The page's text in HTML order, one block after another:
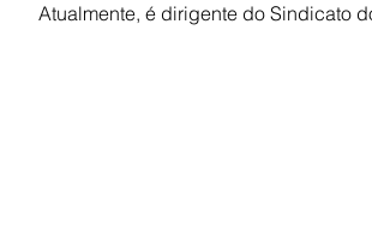
Atualmente, é dirigente do Sindicato